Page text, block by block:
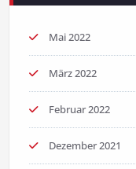
Mai 2022
März 2022
Februar 2022
Dezember 2021